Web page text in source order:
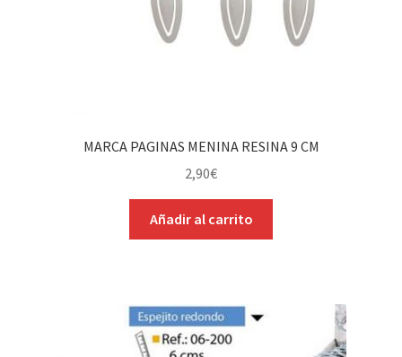
MARCA PAGINAS MENINA RESINA 9 CM
2,90€
Añadir al carrito